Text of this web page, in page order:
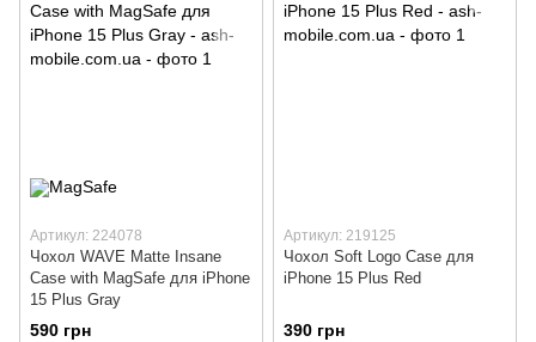
Артикул: 224078
Чохол WAVE Matte Insane
Case with MagSafe для iPhone
15 Plus Gray
590 грн
Артикул: 219125
Чохол Soft Logo Case для
iPhone 15 Plus Red
390 грн